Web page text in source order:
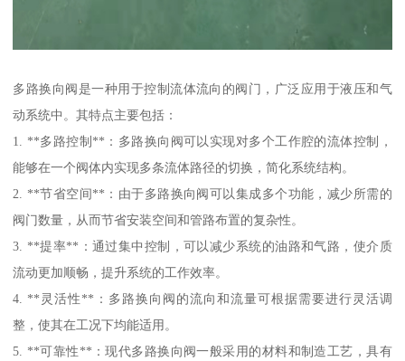
多路换向阀是一种用于控制流体流向的阀门，广泛应用于液压和气
动系统中。其特点主要包括：
1. **多路控制**：多路换向阀可以实现对多个工作腔的流体控制，
能够在一个阀体内实现多条流体路径的切换，简化系统结构。
2. **节省空间**：由于多路换向阀可以集成多个功能，减少所需的
阀门数量，从而节省安装空间和管路布置的复杂性。
3. **提率**：通过集中控制，可以减少系统的油路和气路，使介质
流动更加顺畅，提升系统的工作效率。
4. **灵活性**：多路换向阀的流向和流量可根据需要进行灵活调
整，使其在工况下均能适用。
5. **可靠性**：现代多路换向阀一般采用的材料和制造工艺，具有